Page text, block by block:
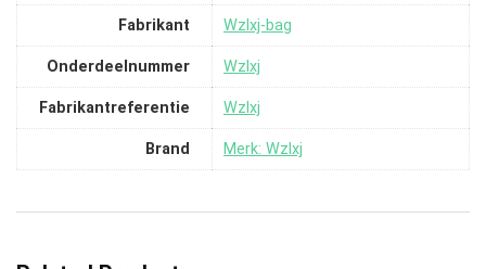
Fabrikant ‎Wzlxj-bag
Onderdeelnummer ‎Wzlxj
Fabrikantreferentie ‎Wzlxj
Brand Merk: Wzlxj